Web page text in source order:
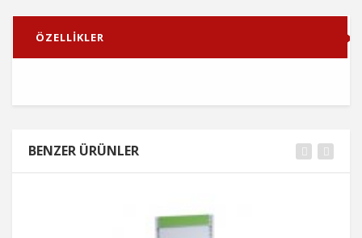
ÖZELLİKLER
BENZER ÜRÜNLER